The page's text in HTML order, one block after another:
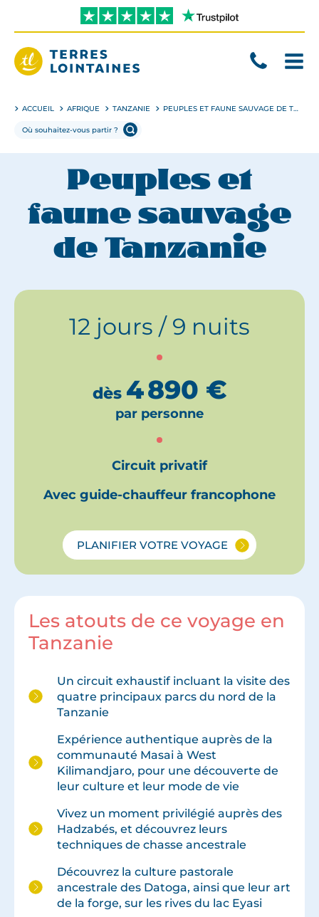
directement
contenu
ACCUEIL AFRIQUE TANZANIE PEUPLES ET FAUNE SAUVAGE DE TANZANIE
Peuples et
faune sauvage
de Tanzanie
12 jours / 9 nuits
dès 4 890 €
par personne
Circuit privatif
Avec guide-chauffeur francophone
PLANIFIER VOTRE VOYAGE
Les atouts de ce voyage en
Tanzanie
Un circuit exhaustif incluant la visite des
quatre principaux parcs du nord de la
Tanzanie
Expérience authentique auprès de la
communauté Masai à West
Kilimandjaro, pour une découverte de
leur culture et leur mode de vie
Vivez un moment privilégié auprès des
Hadzabés, et découvrez leurs
techniques de chasse ancestrale
Découvrez la culture pastorale
ancestrale des Datoga, ainsi que leur art
de la forge, sur les rives du lac Eyasi